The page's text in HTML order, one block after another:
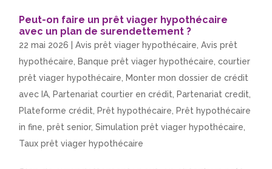
Peut-on faire un prêt viager hypothécaire
avec un plan de surendettement ?
22 mai 2026 |Avis prêt viager hypothécaire,Avis prêt
hypothécaire, Banque prêt viager hypothécaire,courtier
prêt viager hypothécaire, Monter mon dossier de crédit
avec IA, Partenariat courtier en crédit, Partenariat credit,
Plateforme crédit, Prêt hypothécaire, Prêt hypothécaire
in fine,prêt senior,Simulation prêt viager hypothécaire,
Taux prêt viager hypothécaire